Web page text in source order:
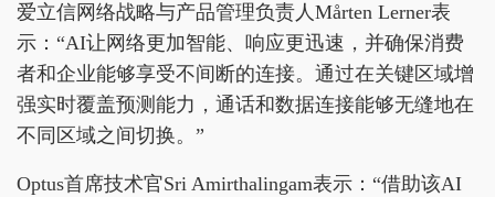
爱立信网络战略与产品管理负责人Mårten Lerner表
示：“AI让网络更加智能、响应更迅速，并确保消费
者和企业能够享受不间断的连接。通过在关键区域增
强实时覆盖预测能力，通话和数据连接能够无缝地在
不同区域之间切换。”
Optus首席技术官Sri Amirthalingam表示：“借助该AI